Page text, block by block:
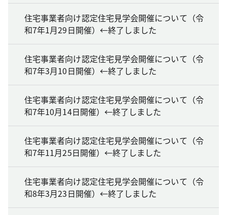
住宅事業者向け認定住宅見学会開催について（令
和7年1月29日開催）←終了しました
住宅事業者向け認定住宅見学会開催について（令
和7年3月10日開催）←終了しました
住宅事業者向け認定住宅見学会開催について（令
和7年10月14日開催）←終了しました
住宅事業者向け認定住宅見学会開催について（令
和7年11月25日開催）←終了しました
住宅事業者向け認定住宅見学会開催について（令
和8年3月23日開催）←終了しました